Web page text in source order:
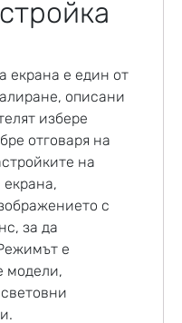
екрана е един от
описани
избере
отговаря на
на
с
за да
е
модели,